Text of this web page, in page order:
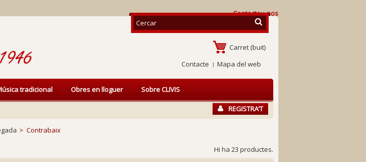
Contacteu-nos
Carret (buit)
Contacte
Mapa del web
REGISTRA’T
tradicional Obres en lloguer Sobre CLIVIS
> Contrabaix
Hi ha 23 productes.